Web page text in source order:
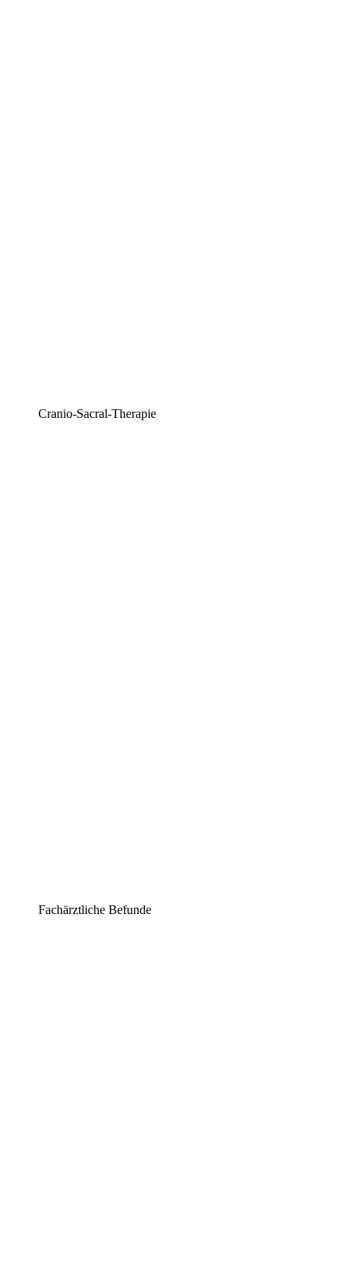
Cranio-Sacral-Therapie
Fachärztliche Befunde